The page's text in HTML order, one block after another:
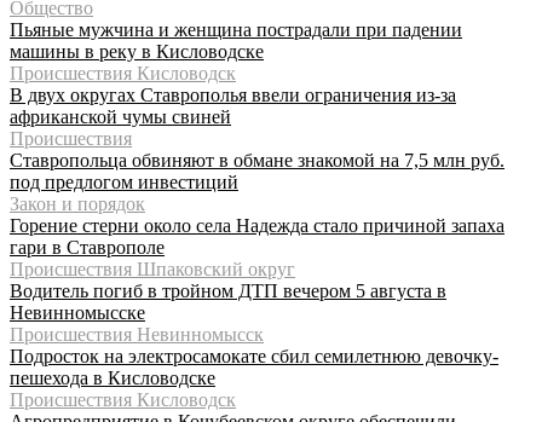
Общество
Пьяные мужчина и женщина пострадали при падении
машины в реку в Кисловодске
Происшествия Кисловодск
В двух округах Ставрополья ввели ограничения из-за
африканской чумы свиней
Происшествия
Ставропольца обвиняют в обмане знакомой на 7,5 млн руб.
под предлогом инвестиций
Закон и порядок
Горение стерни около села Надежда стало причиной запаха
гари в Ставрополе
Происшествия Шпаковский округ
Водитель погиб в тройном ДТП вечером 5 августа в
Невинномысске
Происшествия Невинномысск
Подросток на электросамокате сбил семилетнюю девочку-
пешехода в Кисловодске
Происшествия Кисловодск